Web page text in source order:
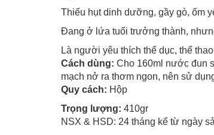
Thiếu hụt dinh dưỡng, gầy gò, ốm
Đang ở lứa tuổi trưởng thành,
Là người yêu thích thể dục, thể
Cách dùng: Cho 160ml nước đun
mạch nở ra thơm ngon, nên sử
Quy cách: Hộp
Trọng lượng: 410gr
NSX & HSD: 24 tháng kể từ ngày